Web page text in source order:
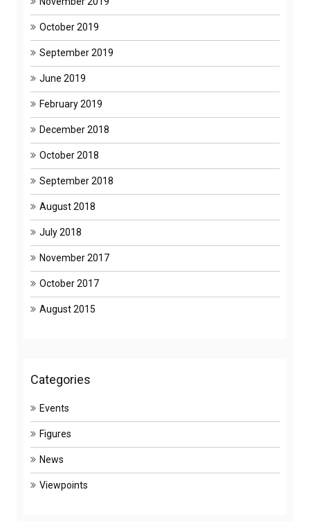
October 2019
September 2019
June 2019
February 2019
December 2018
October 2018
September 2018
August 2018
July 2018
November 2017
October 2017
August 2015
Categories
Events
Figures
News
Viewpoints